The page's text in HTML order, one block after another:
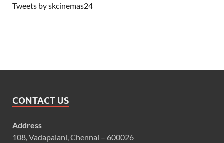
Tweets by skcinemas24
CONTACT US
Address
108, Vadapalani, Chennai – 600026